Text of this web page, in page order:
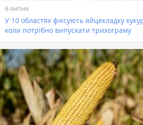
6 липня
У 10 областях фіксують яйцекладку
коли потрібно випускати трихограму